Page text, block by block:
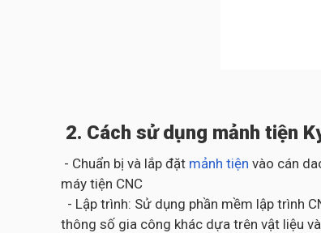
2. Cách sử dụng mảnh tiện
- Chuẩn bị và lắp đặt mảnh tiện vào cán
máy tiện CNC
- Lập trình: Sử dụng phần mềm lập trình
thông số gia công khác dựa trên vật liệu